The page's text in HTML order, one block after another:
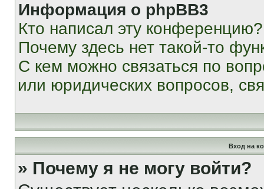
Информация о phpBB3
Кто написал эту конференцию?
Почему здесь нет такой-то
С кем можно связаться по
или юридических вопросов,
Вход на
» Почему я не могу войти?